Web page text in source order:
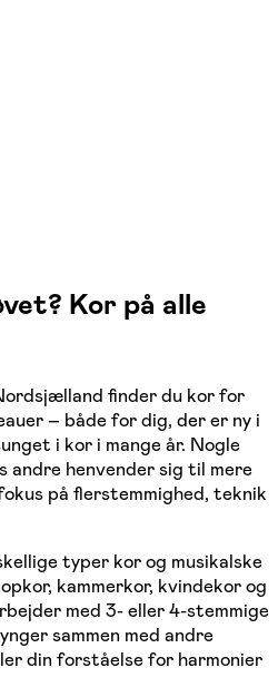
Kor på alle
finder du kor for
– både for dig, der er ny i
i kor i mange år. Nogle
andre henvender sig til mere
på flerstemmighed, teknik
typer kor og musikalske
kammerkor, kvindekor og
med 3- eller 4-stemmige
sammen med andre
din forståelse for harmonier